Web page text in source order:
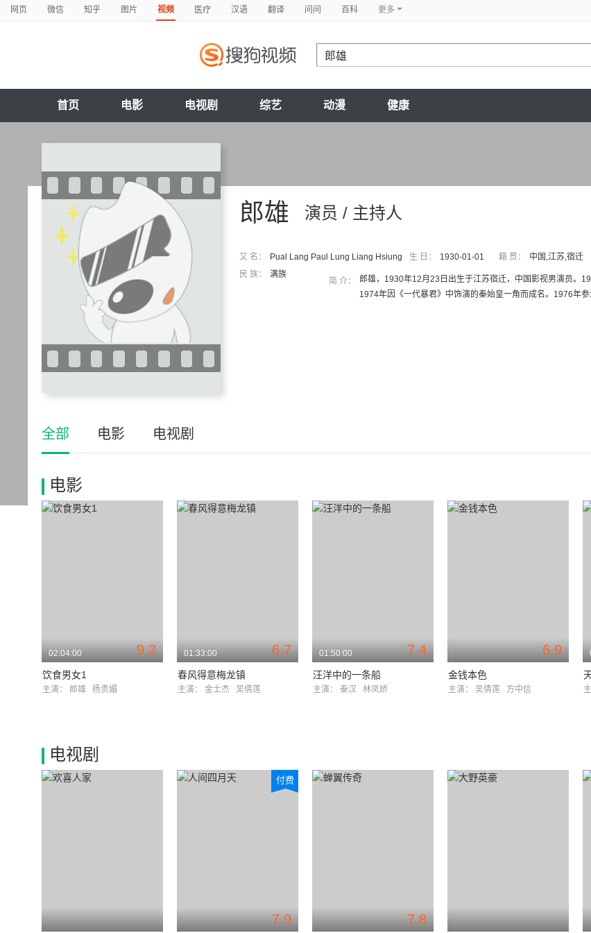
网页 微信 知乎 图片 视频 医疗 汉语 翻译 问问 百科 更多
首页 电影 电视剧 综艺 动漫 健康
演员 / 主持人
郎雄
又 名： Pual Lang Paul Lung Liang Hsiung 生 日： 1930-01-01 籍 贯：
中国,江苏,宿迁
民 族：
满族
简 介：
郎雄，1930年12月23日出生于江苏宿迁，中国影视男演员。
1974年因《一代暴君》中饰演的秦始皇一角而成名。1976年
全部 电影 电视剧
电影
9.2
02:04:00
饮食男女1
主演： 郎雄 杨贵媚
6.7
01:33:00
春风得意梅龙镇
主演： 金士杰 吴倩莲
7.4
01:50:00
汪洋中的一条船
主演： 秦汉 林凤娇
6.9
金钱本色
主演： 吴倩莲 方中信
电视剧
7.9
付费
7.8